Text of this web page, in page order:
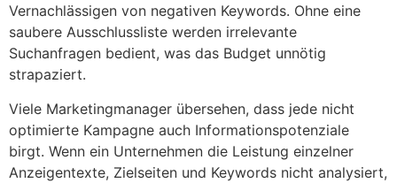
Vernachlässigen von negativen Keywords. Ohne eine
saubere Ausschlussliste werden irrelevante
Suchanfragen bedient, was das Budget unnötig
strapaziert.
Viele Marketingmanager übersehen, dass jede nicht
optimierte Kampagne auch Informationspotenziale
birgt. Wenn ein Unternehmen die Leistung einzelner
Anzeigentexte, Zielseiten und Keywords nicht analysiert,